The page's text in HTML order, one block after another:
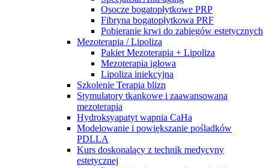
Osocze bogatopłytkowe PRP
Fibryna bogatopłytkowa PRF
Pobieranie krwi do zabiegów estetycznych
Mezoterapia / Lipoliza
Pakiet Mezoterapia + Lipoliza
Mezoterapia igłowa
Lipoliza iniekcyjna
Szkolenie Terapia blizn
Stymulatory tkankowe i zaawansowana
mezoterapia
Hydroksyapatyt wapnia CaHa
Modelowanie i powiększanie pośladków
PDLLA
Kurs doskonalący z technik medycyny
estetycznej